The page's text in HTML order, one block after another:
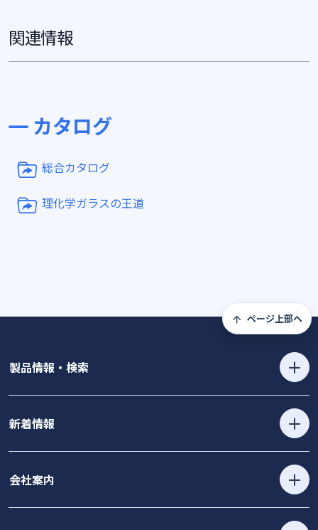
関連情報
カタログ
総合カタログ
理化学ガラスの王道
ページ上部へ
製品情報・検索
新着情報
会社案内